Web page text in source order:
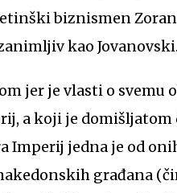
biznismen
kao Jovanovski.
jer je vlasti o svemu
a koji je
Imperij jedna je od
građana